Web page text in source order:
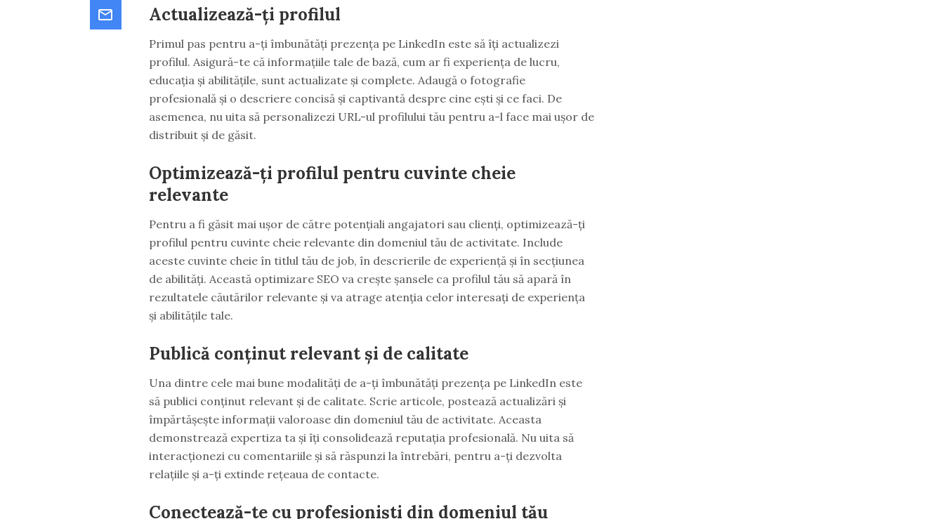
Actualizează-ți profilul
Primul pas pentru a-ți îmbunătăți prezența pe LinkedIn este să îți actualizezi
profilul. Asigură-te că informațiile tale de bază, cum ar fi experiența de lucru,
educația și abilitățile, sunt actualizate și complete. Adaugă o fotografie
profesională și o descriere concisă și captivantă despre cine ești și ce faci. De
asemenea, nu uita să personalizezi URL-ul profilului tău pentru a-l face mai ușor de
distribuit și de găsit.
Optimizează-ți profilul pentru cuvinte cheie
relevante
Pentru a fi găsit mai ușor de către potențiali angajatori sau clienți, optimizează-ți
profilul pentru cuvinte cheie relevante din domeniul tău de activitate. Include
aceste cuvinte cheie în titlul tău de job, în descrierile de experiență și în secțiunea
de abilități. Această optimizare SEO va crește șansele ca profilul tău să apară în
rezultatele căutărilor relevante și va atrage atenția celor interesați de experiența
și abilitățile tale.
Publică conținut relevant și de calitate
Una dintre cele mai bune modalități de a-ți îmbunătăți prezența pe LinkedIn este
să publici conținut relevant și de calitate. Scrie articole, postează actualizări și
împărtășește informații valoroase din domeniul tău de activitate. Aceasta
demonstrează expertiza ta și îți consolidează reputația profesională. Nu uita să
interacționezi cu comentariile și să răspunzi la întrebări, pentru a-ți dezvolta
relațiile și a-ți extinde rețeaua de contacte.
Conectează-te cu profesioniști din domeniul tău